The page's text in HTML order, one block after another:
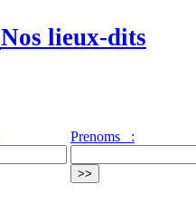
Nos lieux-dits
Prenoms :